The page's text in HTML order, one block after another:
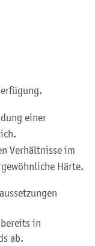
einer
Verhältnisse im
Härte.
in
ab.